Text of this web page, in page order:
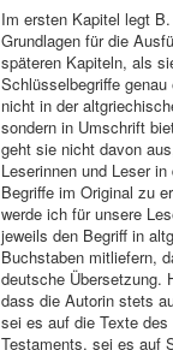
Im ersten Kapitel legt
Grundlagen für die
späteren Kapiteln, als
Schlüsselbegriffe
nicht in der
sondern in Umschrift
geht sie nicht davon
Leserinnen und Leser
Begriffe im Original zu
werde ich für unsere
jeweils den Begriff in
Buchstaben mitliefern,
deutsche Übersetzung.
dass die Autorin stets
sei es auf die Texte des
Testaments, sei es auf